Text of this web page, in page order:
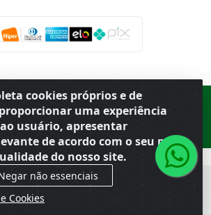
cookies próprios e de
uma experiência
usuário, apresentar
de acordo com o seu perfil
do nosso site.
não essenciais
Cookies
— Área Rural Porto Ferreira ·BR
· CEP
0001-91